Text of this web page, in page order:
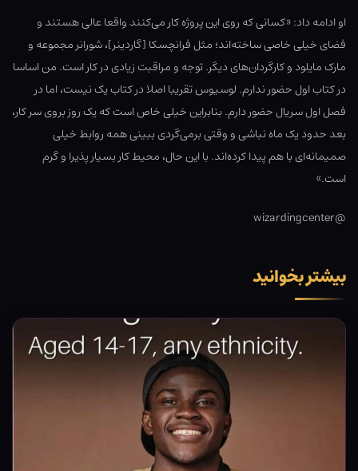
او ادامه داد: «کسانی که روی این پروژه کار می‌کنند واقعا عالی هستند و
فضای خیلی خاصی ساخته‌اند؛ مثل فرانچسکا [گاردینر]، شورانر مجموعه و
مارک مایلود و کارگردان‌های دیگر. توجه و مراقبت زیادی در کار است. من اساسا
در کتاب اول حضور ندارم. لوسیوس تقریبا اصلا در کتاب یک نیست، اما در
فصل اول سریال حضور دارم. بنابراین خیلی خاص است که یک روز بروی سر کار،
بعد حدود یک ماه نباشی و وقتی برمی‌گردی ببینی همه روابط خیلی
صمیمانه‌ای با هم پیدا کرده‌اند. با این حال، محیط کار بسیار پذیرا و گرم
است.»
@wizardingcenter
بیشتر بخوانید